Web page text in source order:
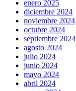
enero 2025
diciembre 2024
noviembre 2024
octubre 2024
septiembre 2024
agosto 2024
julio 2024
junio 2024
mayo 2024
abril 2024